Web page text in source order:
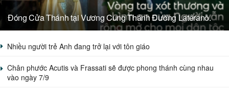
Đóng Cửa Thánh tại Vương Cung Thánh Đường Latêranô.
Nhiều người trẻ Anh đang trở lại với tôn giáo
Chân phước Acutis và Frassati sẽ được phong thánh cùng nhau
vào ngày 7/9